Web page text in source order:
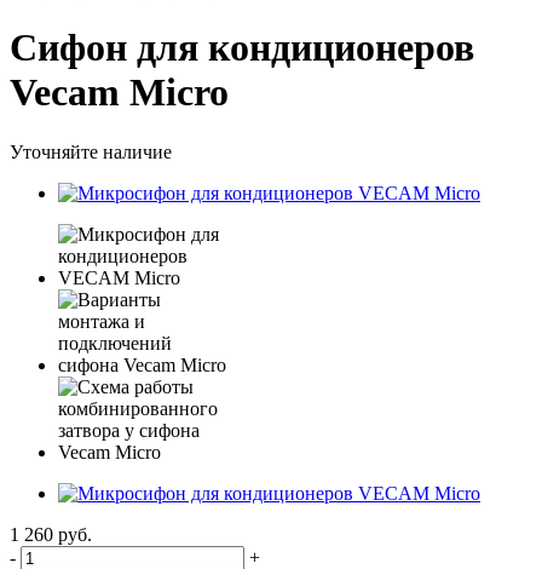
Сифон для кондиционеров
Vecam Micro
Уточняйте наличие
1 260 руб.
-
+